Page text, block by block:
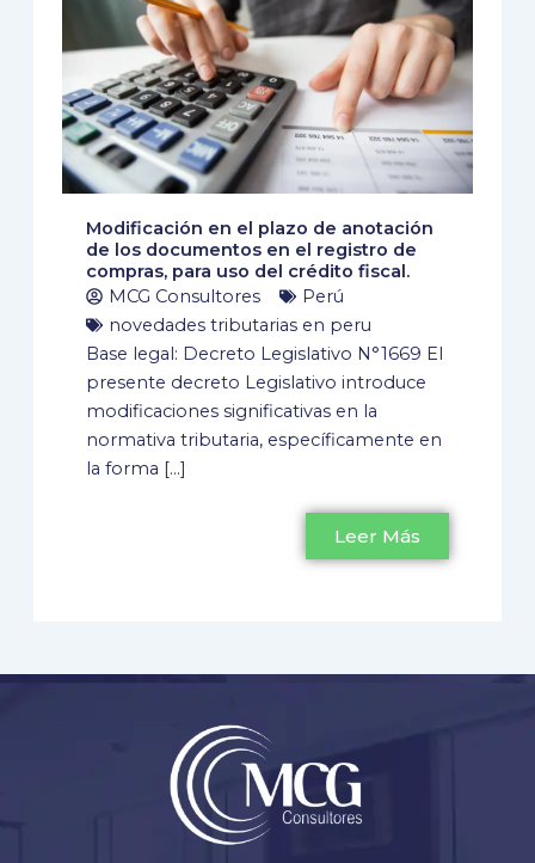
Modificación en el plazo de anotación
de los documentos en el registro de
compras, para uso del crédito fiscal.
MCG Consultores
Perú
novedades tributarias en peru
Base legal: Decreto Legislativo N°1669 El
presente decreto Legislativo introduce
modificaciones significativas en la
normativa tributaria, específicamente en
la forma […]
Leer Más